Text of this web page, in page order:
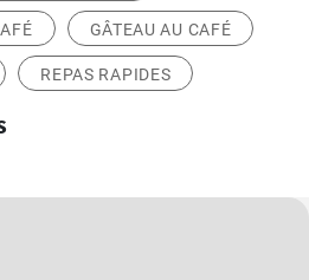
GÂTEAU AU CAFÉ
REPAS RAPIDES